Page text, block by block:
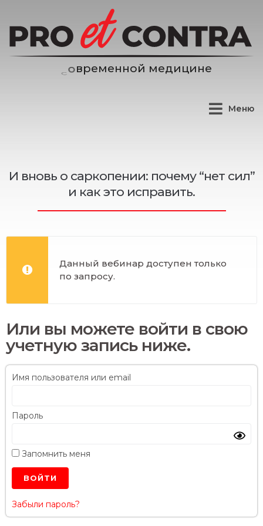
р еменной медицине
Меню
И вновь о саркопении: почему “нет сил”
и как это исправить.
Данный вебинар доступен только
по запросу.
Или вы можете войти в свою
учетную запись ниже.
Имя пользователя или email
Пароль
Запомнить меня
Забыли пароль?